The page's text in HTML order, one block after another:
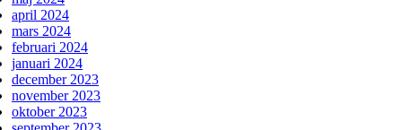
april 2024
mars 2024
februari 2024
januari 2024
december 2023
november 2023
oktober 2023